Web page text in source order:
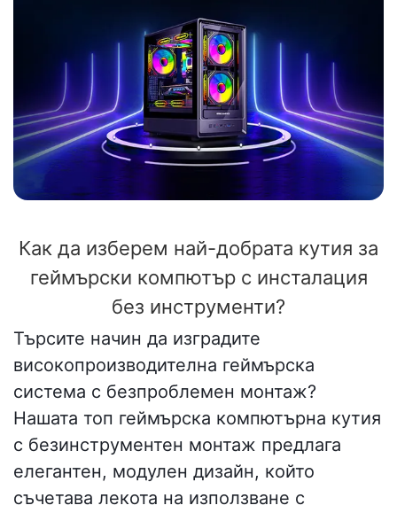
Как да изберем най-добрата кутия за
геймърски компютър с инсталация
без инструменти?
Търсите начин да изградите
високопроизводителна геймърска
система с безпроблемен монтаж?
Нашата топ геймърска компютърна кутия
с безинструментен монтаж предлага
елегантен, модулен дизайн, който
съчетава лекота на използване с